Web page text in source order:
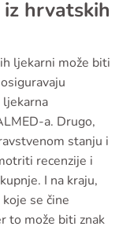
hrvatskih
ljekarni može biti
a. Drugo,
stanju i
recenzije i
I na kraju,
se čine
to može biti znak